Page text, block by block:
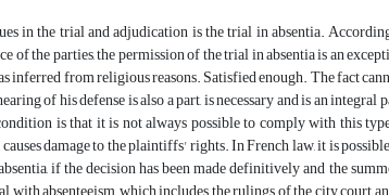
in the trial and adjudication is the trial in absentia.
of the parties, the permission of the trial in absentia is an
inferred from religious reasons. Satisfied enough. The fact
of his defense is also a part, is necessary and is an
is that it is not always possible to comply with this
damage to the plaintiffs' rights. In French law, it is
if the decision has been made definitively and the